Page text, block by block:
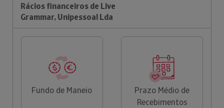
Rácios financeiros de Live
Grammar, Unipessoal Lda
Fundo de Maneio
Prazo Médio de
Recebimentos